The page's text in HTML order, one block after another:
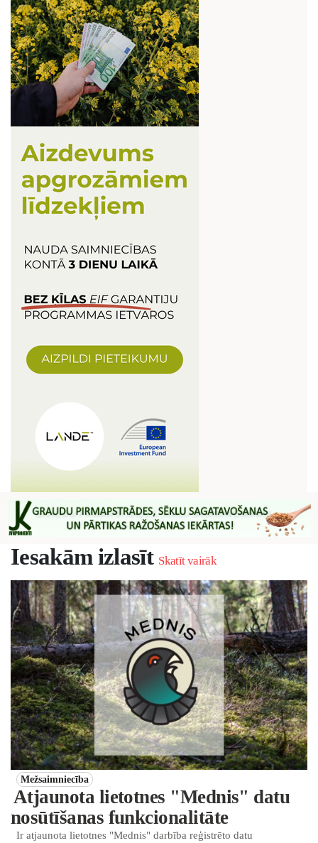
Iesakām izlasīt Skatīt vairāk
Mežsaimniecība
Atjaunota lietotnes "Mednis" datu
nosūtīšanas funkcionalitāte
Ir atjaunota lietotnes "Mednis" darbība reģistrēto datu